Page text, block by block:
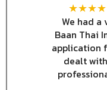
We had a
Baan Thai
application
dealt